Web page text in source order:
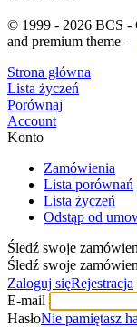
© 1999 - 2026 BCS -
and premium theme
Strona główna
Lista życzeń
Porównaj
Account
Konto
Zamówienia
Lista porównań
Lista życzeń
Odstąp od
Śledź swoje
Śledź swoje
Zaloguj sięRejestracja
E-mail
HasłoNie pamiętasz